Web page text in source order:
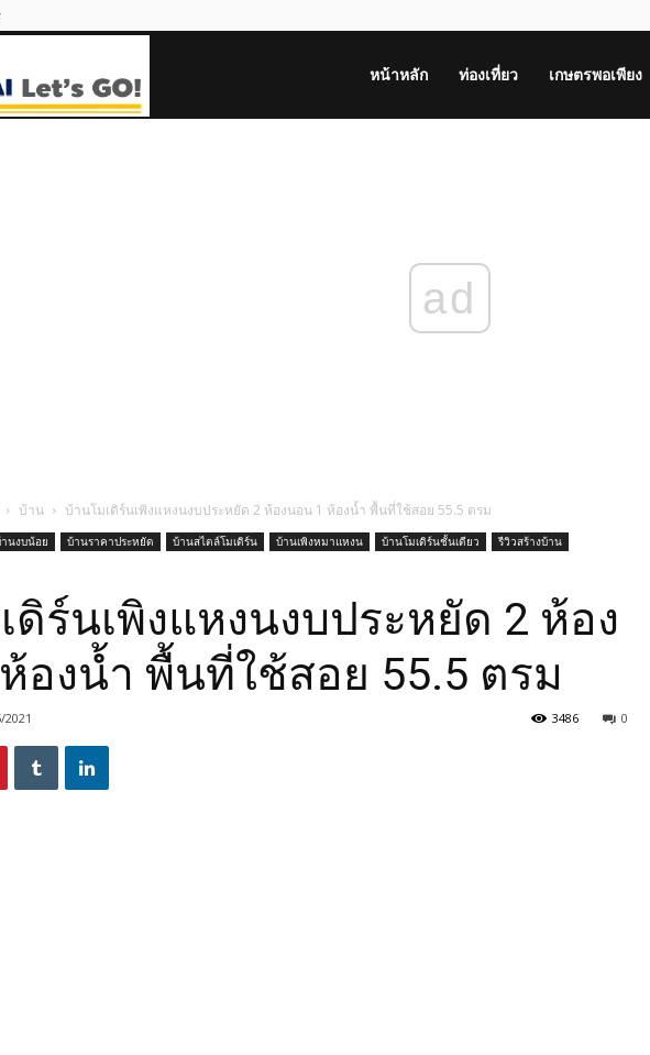
หน้าหลัก ท่องเที่ยว เกษตรพอเพียง
ad
บ้าน บ้านโมเดิร์นเพิงแหงนงบประหยัด 2 ห้องนอน 1 ห้องน้ำ พื้นที่ใช้สอย 55.5 ตรม
นงบน้อย บ้านราคาประหยัด บ้านสไตล์โมเดิร์น บ้านเพิงหมาแหงน บ้านโมเดิร์นชั้นเดียว
รีวิวสร้างบ้าน
ดิร์นเพิงแหงนงบประหยัด 2 ห้อง
องน้ำ พื้นที่ใช้สอย 55.5 ตรม
2021 0
3486